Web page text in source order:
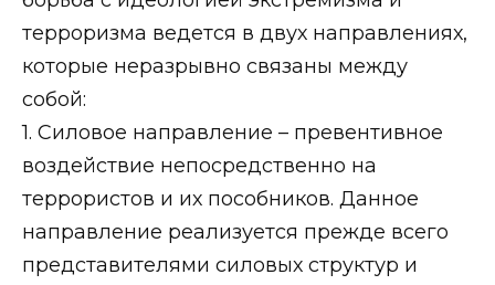
терроризма ведется в двух направлениях,
которые неразрывно связаны между
собой:
1. Силовое направление – превентивное
воздействие непосредственно на
террористов и их пособников. Данное
направление реализуется прежде всего
представителями силовых структур и